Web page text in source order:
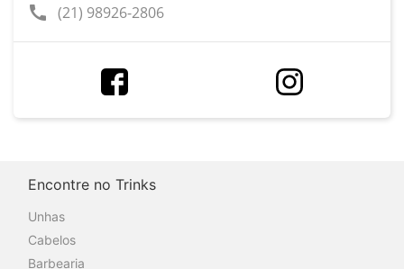
call (21) 98926-2806
Encontre no Trinks
Unhas
Cabelos
Barbearia